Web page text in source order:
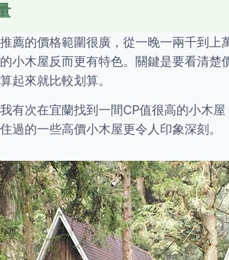
薦的價格範圍很廣，從一晚一兩千到上
小木屋反而更有特色。關鍵是要看清
起來就比較划算。
有次在宜蘭找到一間CP值很高的小木
過的一些高價小木屋更令人印象深刻。